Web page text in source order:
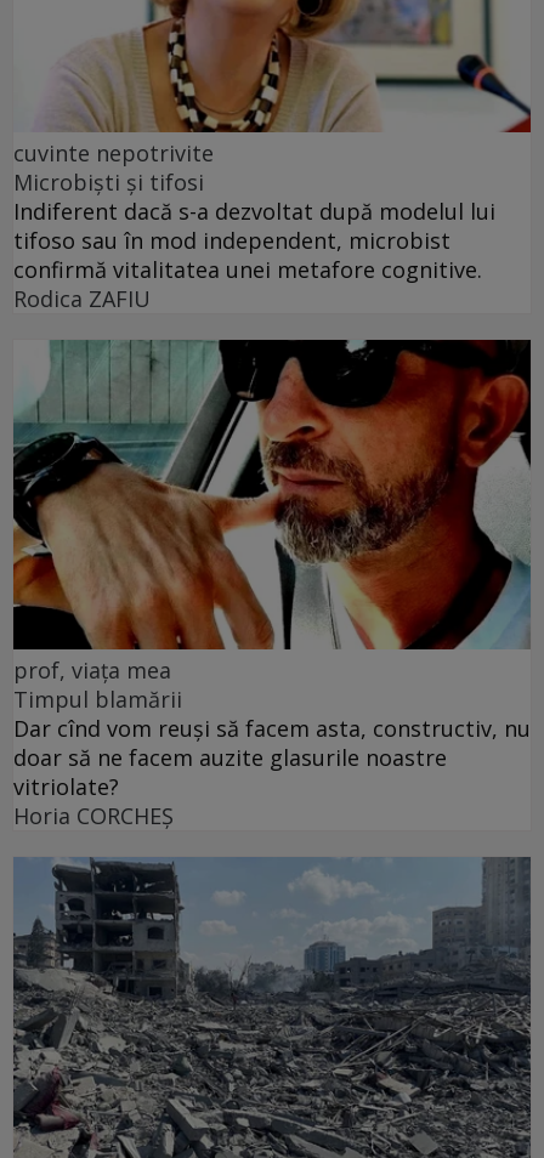
cuvinte nepotrivite
Microbiști și tifosi
Indiferent dacă s-a dezvoltat după modelul lui
tifoso sau în mod independent, microbist
confirmă vitalitatea unei metafore cognitive.
Rodica ZAFIU
prof, viața mea
Timpul blamării
Dar cînd vom reuși să facem asta, constructiv, nu
doar să ne facem auzite glasurile noastre
vitriolate?
Horia CORCHEŞ